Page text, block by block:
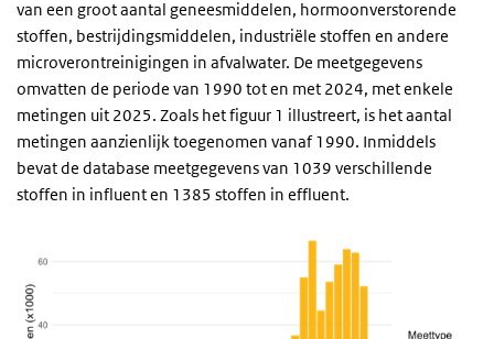
van een groot aantal geneesmiddelen, hormoonverstorende
stoffen, bestrijdingsmiddelen, industriële stoffen en andere
microverontreinigingen in afvalwater. De meetgegevens
omvatten de periode van 1990 tot en met 2024, met enkele
metingen uit 2025. Zoals het figuur 1 illustreert, is het aantal
metingen aanzienlijk toegenomen vanaf 1990. Inmiddels
bevat de database meetgegevens van 1039 verschillende
stoffen in influent en 1385 stoffen in effluent.